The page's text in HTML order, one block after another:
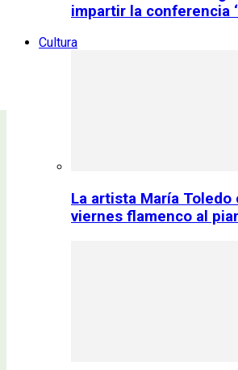
impartir la conferencia
Cultura
La artista María
viernes flamenco al